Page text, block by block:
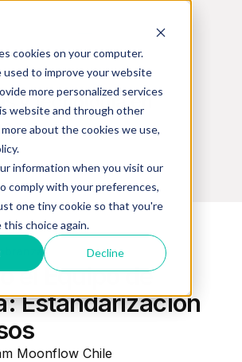
cookies on your computer.
used to improve your website
more personalized services
website and through other
about the cookies we use,
information when you visit our
comply with your preferences,
one tiny cookie so that you're
choice again.
Decline
y tecnología en
el Equipo de
Estandarización
Moonflow Chile